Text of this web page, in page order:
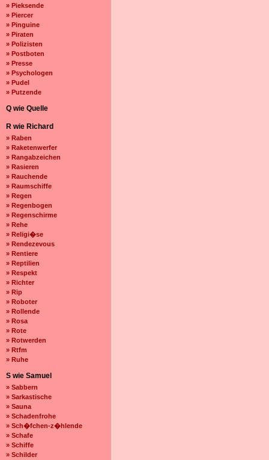
» Pieksende
» Piercer
» Pinguine
» Piraten
» Polizisten
» Postboten
» Presse
» Psychologen
» Pudel
» Putzende
Q wie Quelle
R wie Richard
» Raben
» Raketenwerfer
» Rangabzeichen
» Rasieren
» Rauchende
» Raumschiffe
» Regen
» Regenbogen
» Regenschirme
» Rehe
» Religi�se
» Rendezevous
» Rentiere
» Reptilien
» Respekt
» Richter
» Rip
» Roboter
» Rollende
» Rosa
» Rote
» Rotwerden
» Rtfm
» Ruhe
S wie Samuel
» Sabbern
» Sarkastische
» Sauna
» Schadenfrohe
» Sch�fchen-z�hlende
» Schafe
» Schiffe
» Schilder